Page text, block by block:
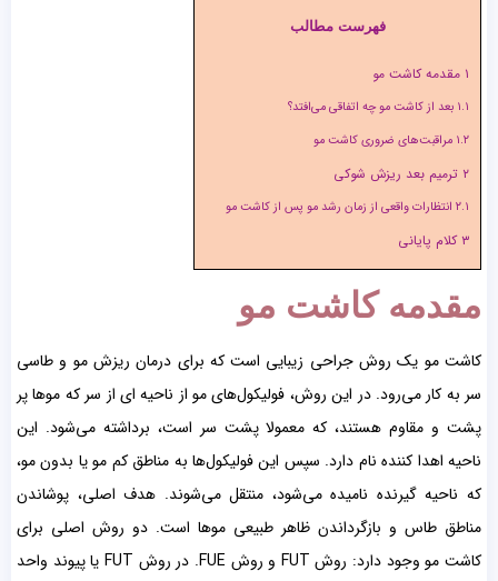
فهرست مطالب
۱ مقدمه کاشت مو
۱.۱ بعد از کاشت مو چه اتفاقی می‌افتد؟
۱.۲ مراقبت‌های ضروری کاشت مو
۲ ترمیم بعد ریزش شوکی
۲.۱ انتظارات واقعی از زمان رشد مو پس از کاشت مو
۳کلام پایانی
مقدمه کاشت مو
کاشت مو یک روش جراحی زیبایی است که برای درمان ریزش مو و طاسی
سر به کار می‌رود. در این روش، فولیکول‌های مو از ناحیه ای از سر که موها پر
پشت و مقاوم هستند، که معمولا پشت سر است، برداشته می‌شود. این
ناحیه اهدا کننده نام دارد. سپس این فولیکول‌ها به مناطق کم مو یا بدون مو،
که ناحیه گیرنده نامیده می‌شود، منتقل می‌شوند. هدف اصلی، پوشاندن
مناطق طاس و بازگرداندن ظاهر طبیعی موها است. دو روش اصلی برای
کاشت مو وجود دارد: روش FUT و روش FUE. در روش FUT یا پیوند واحد